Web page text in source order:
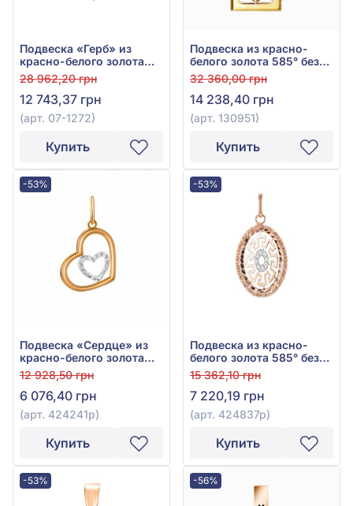
Подвеска «Герб» из
красно-белого золота
585°, без вставки, арт.
07-1272
28 962,20 грн
12 743,37 грн
(арт. 07-1272)
Купить
Подвеска из красно-
белого золота 585° без
вставки, арт. 130951
32 360,00 грн
14 238,40 грн
(арт. 130951)
Купить
-53%
Подвеска «Сердце» из
красно-белого золота
585° без вставки, арт.
424241р
12 928,50 грн
6 076,40 грн
(арт. 424241р)
Купить
-53%
Подвеска из красно-
белого золота 585° без
вставки, арт. 424837р
15 362,10 грн
7 220,19 грн
(арт. 424837р)
Купить
-53% -56%